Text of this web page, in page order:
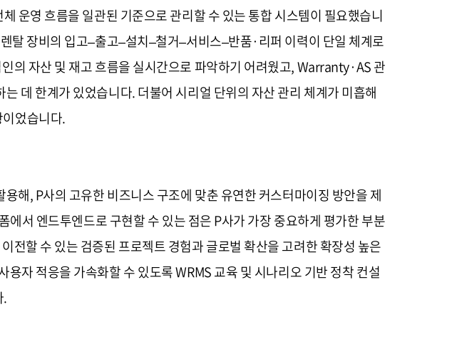
운영 흐름을 일관된 기준으로 관리할 수 있는 통합 시스템이 필요했습니
탈 장비의 입고–출고–설치–철거–서비스–반품·리퍼 이력이 단일 체계로
의 자산 및 재고 흐름을 실시간으로 파악하기 어려웠고, Warranty·AS 관
데 한계가 있었습니다. 더불어 시리얼 단위의 자산 관리 체계가 미흡해
었습니다.
해, P사의 고유한 비즈니스 구조에 맞춘 유연한 커스터마이징 방안을 제
서 엔드투엔드로 구현할 수 있는 점은 P사가 가장 중요하게 평가한 부분
전할 수 있는 검증된 프로젝트 경험과 글로벌 확산을 고려한 확장성 높은
자 적응을 가속화할 수 있도록 WRMS 교육 및 시나리오 기반 정착 컨설
.